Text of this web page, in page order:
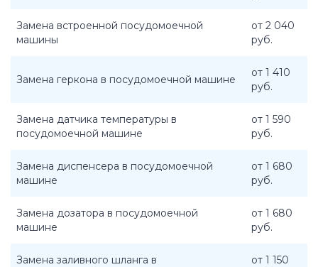
Замена встроенной посудомоечной
машины
от 2 040
руб.
Замена геркона в посудомоечной машине
от 1 410
руб.
Замена датчика температуры в
посудомоечной машине
от 1 590
руб.
Замена диспенсера в посудомоечной
машине
от 1 680
руб.
Замена дозатора в посудомоечной
машине
от 1 680
руб.
Замена заливного шланга в
от 1 150